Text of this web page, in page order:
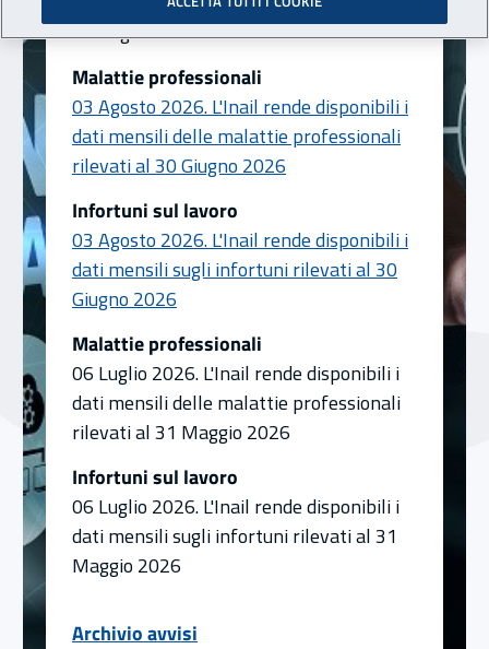
Sardegna.
Malattie professionali
03 Agosto 2026. L'Inail rende disponibili i
dati mensili delle malattie professionali
rilevati al 30 Giugno 2026 Vai all'avviso Malattie
Infortuni sul lavoro
03 Agosto 2026. L'Inail rende disponibili i
dati mensili sugli infortuni rilevati al 30
Giugno 2026
Malattie professionali
06 Luglio 2026. L'Inail rende disponibili i
dati mensili delle malattie professionali
rilevati al 31 Maggio 2026
Infortuni sul lavoro
06 Luglio 2026. L'Inail rende disponibili i
dati mensili sugli infortuni rilevati al 31
Maggio 2026
Archivio avvisi